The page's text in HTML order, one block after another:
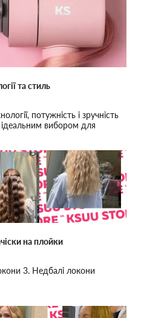
та стиль
потужність і зручність
вибором для
на плойки
3. Недбалі локони